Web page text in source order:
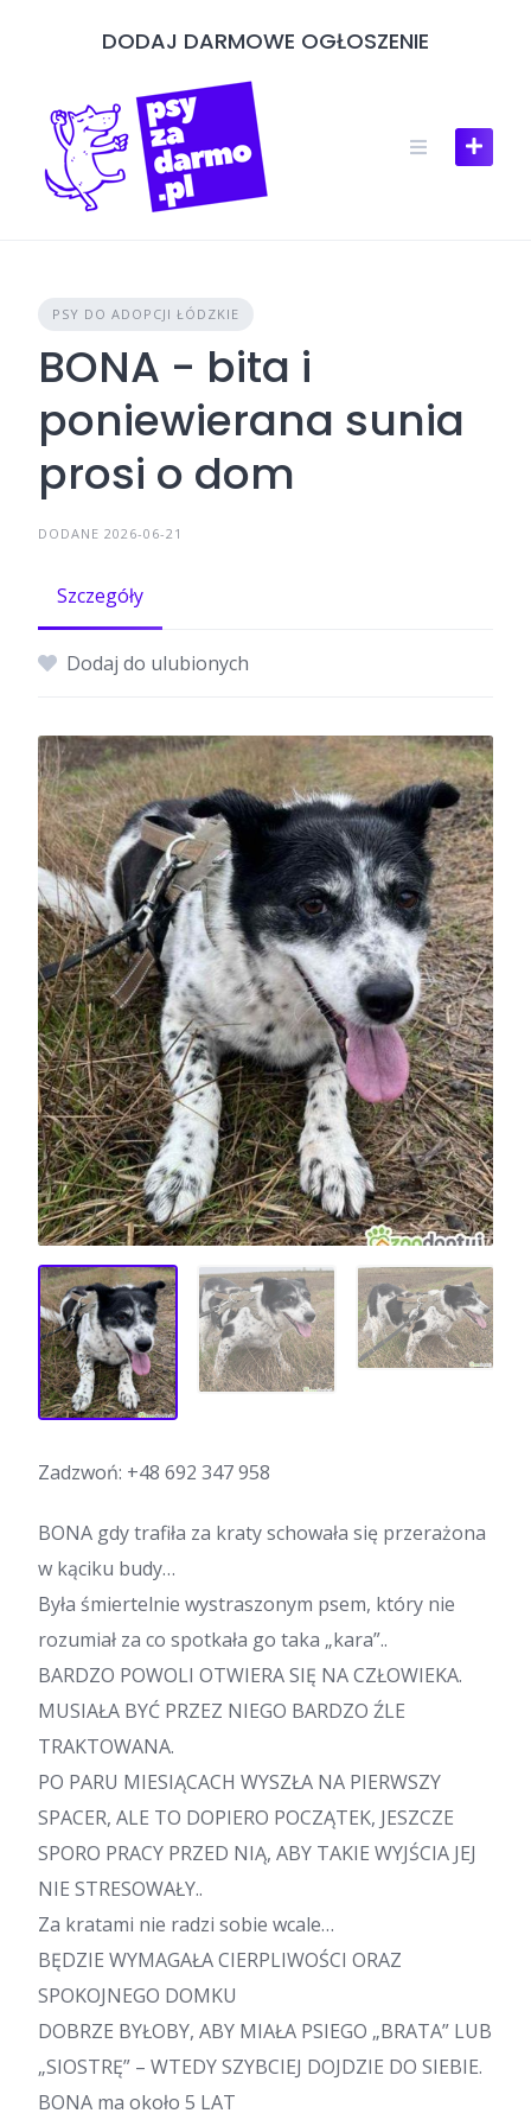
DODAJ DARMOWE OGŁOSZENIE
PSY DO ADOPCJI ŁÓDZKIE
BONA - bita i
poniewierana sunia
prosi o dom
DODANE 2026-06-21
Szczegóły
Dodaj do ulubionych
Zadzwoń: +48 692 347 958
BONA gdy trafiła za kraty schowała się przerażona
w kąciku budy…
Była śmiertelnie wystraszonym psem, który nie
rozumiał za co spotkała go taka „kara”..
BARDZO POWOLI OTWIERA SIĘ NA CZŁOWIEKA.
MUSIAŁA BYĆ PRZEZ NIEGO BARDZO ŹLE
TRAKTOWANA.
PO PARU MIESIĄCACH WYSZŁA NA PIERWSZY
SPACER, ALE TO DOPIERO POCZĄTEK, JESZCZE
SPORO PRACY PRZED NIĄ, ABY TAKIE WYJŚCIA JEJ
NIE STRESOWAŁY..
Za kratami nie radzi sobie wcale…
BĘDZIE WYMAGAŁA CIERPLIWOŚCI ORAZ
SPOKOJNEGO DOMKU
DOBRZE BYŁOBY, ABY MIAŁA PSIEGO „BRATA” LUB
„SIOSTRĘ” – WTEDY SZYBCIEJ DOJDZIE DO SIEBIE.
BONA ma około 5 LAT